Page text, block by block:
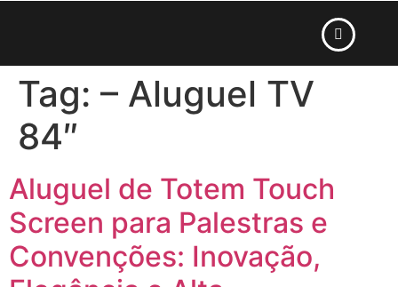
Tag: – Aluguel TV
84″
Aluguel de Totem Touch
Screen para Palestras e
Convenções: Inovação,